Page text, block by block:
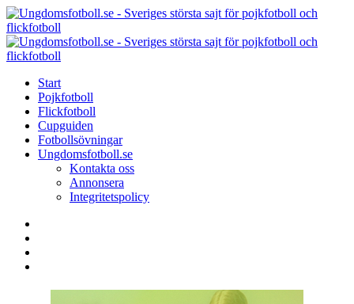
Menu
Search
Menu
Start
Pojkfotboll
Flickfotboll
Cupguiden
Fotbollsövningar
Ungdomsfotboll.se
Kontakta oss
Annonsera
Integritetspolicy